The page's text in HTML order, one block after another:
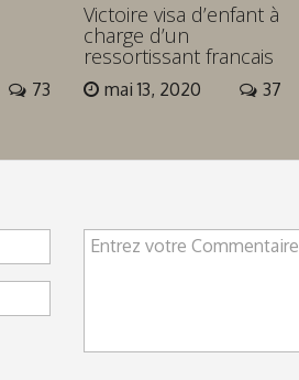
73
Victoire visa d’enfant à
charge d’un
ressortissant francais
mai 13, 2020 37
Entrez votre Commentaire